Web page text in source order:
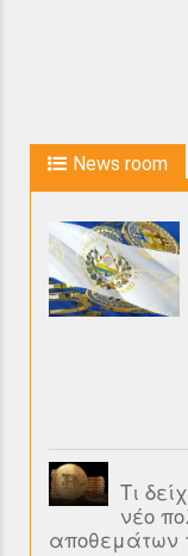
News room
Τι
νέο
αποθεμάτων